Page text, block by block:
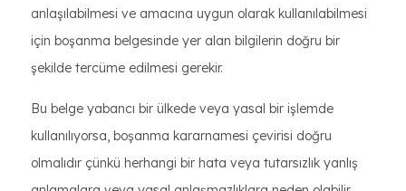
anlaşılabilmesi ve amacına uygun olarak kullanılabilmesi
için boşanma belgesinde yer alan bilgilerin doğru bir
şekilde tercüme edilmesi gerekir.
Bu belge yabancı bir ülkede veya yasal bir işlemde
kullanılıyorsa, boşanma kararnamesi çevirisi doğru
olmalıdır çünkü herhangi bir hata veya tutarsızlık yanlış